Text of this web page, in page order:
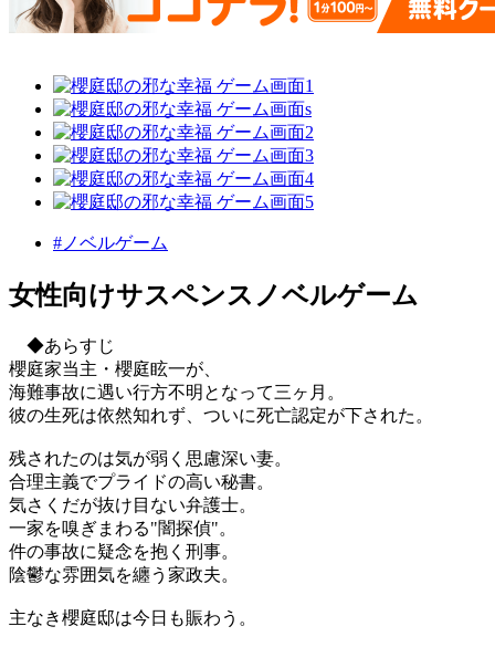
#ノベルゲーム
女性向けサスペンスノベルゲーム
◆あらすじ
櫻庭家当主・櫻庭眩一が、
海難事故に遇い行方不明となって三ヶ月。
彼の生死は依然知れず、ついに死亡認定が下された。
残されたのは気が弱く思慮深い妻。
合理主義でプライドの高い秘書。
気さくだが抜け目ない弁護士。
一家を嗅ぎまわる"闇探偵"。
件の事故に疑念を抱く刑事。
陰鬱な雰囲気を纏う家政夫。
主なき櫻庭邸は今日も賑わう。